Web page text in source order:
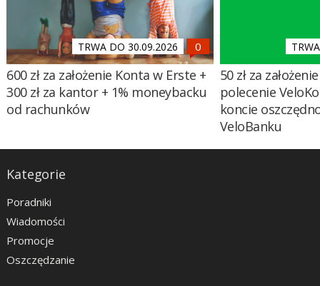
TRWA DO 30.09.2026
600 zł za założenie Konta w Erste +
300 zł za kantor + 1% moneybacku
od rachunków
50 zł za
polecenie
koncie
VeloBanku
Kategorie
Poradniki
Wiadomości
Promocje
Oszczędzanie